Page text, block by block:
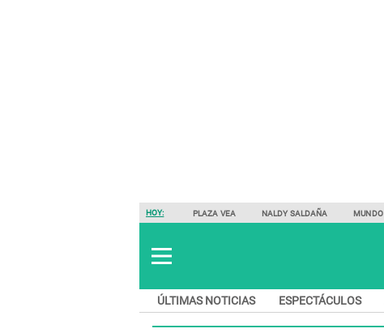
HOY: PLAZA VEA NALDY SALDAÑA MUNDO
ÚLTIMAS NOTICIAS ESPECTÁCULOS